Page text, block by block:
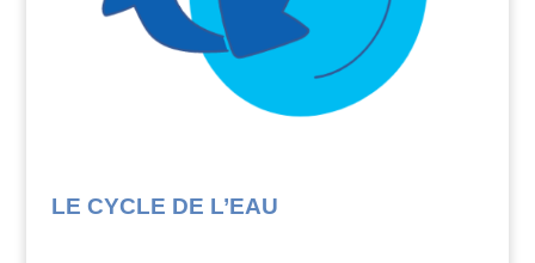
LE CYCLE DE L’EAU